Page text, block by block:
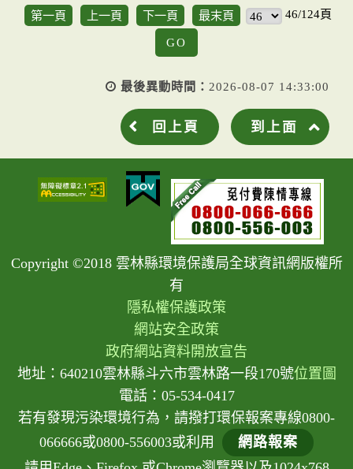
第一頁 上一頁 下一頁 最末頁
46/124頁
GO
最後異動時間： 2026-08-07 14:33:00
回上頁 到上面
Copyright ©2018 雲林縣環境保護局全球資訊網版權所
有
隱私權保護政策
網站安全政策
政府網站資料開放宣告
地址：640210雲林縣斗六市雲林路一段170號位置圖
電話：05-534-0417
若有發現污染環境行為，請撥打環保報案專線0800-
066666或0800-556003或利用
網路報案